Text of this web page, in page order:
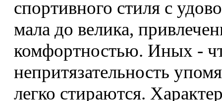
спортивного стиля с
мала до велика,
комфортностью. Иных -
непритязательность
легко стираются.